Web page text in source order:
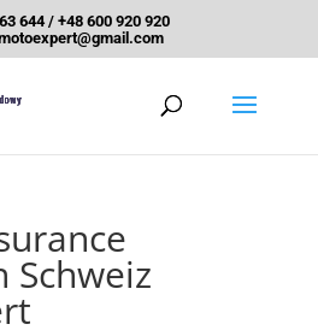
644 / +48 600 920 920
Schweiz